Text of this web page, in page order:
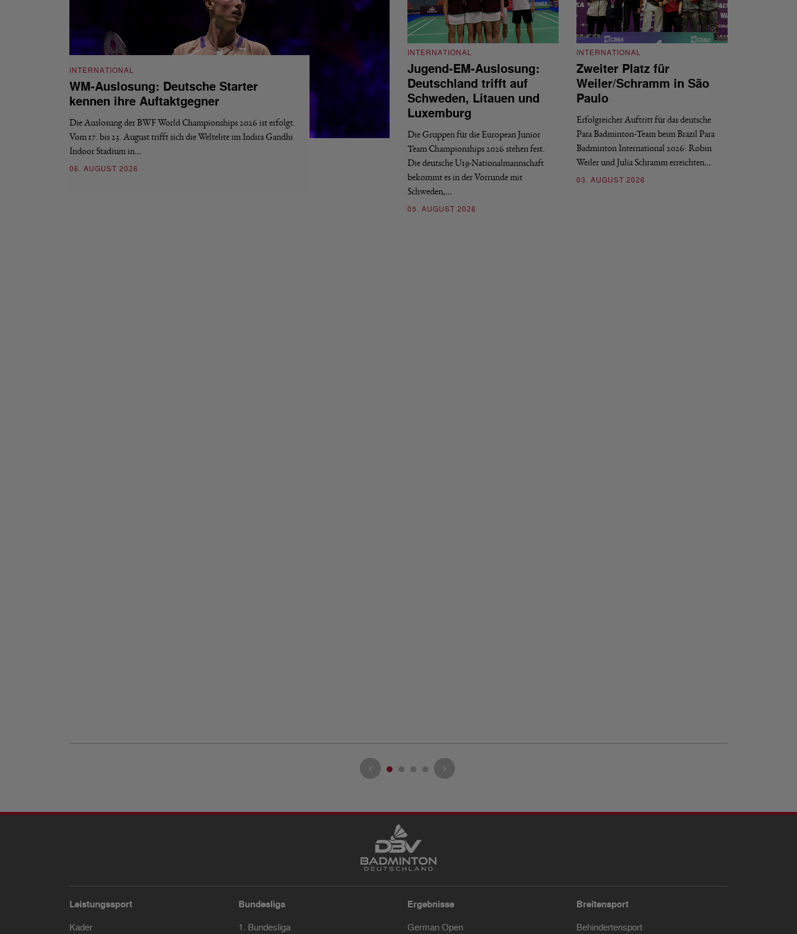
INTERNATIONAL
WM-Auslosung: Deutsche Starter
kennen ihre Auftaktgegner
Die Auslosung der BWF World Championships 2026 ist erfolgt.
Vom 17. bis 23. August trifft sich die Weltelite im Indira Gandhi
Indoor Stadium in…
06. AUGUST 2026
INTERNATIONAL
Jugend-EM-Auslosung:
Deutschland trifft auf
Schweden, Litauen und
Luxemburg
Die Gruppen für die European Junior
Team Championships 2026 stehen fest.
Die deutsche U19-Nationalmannschaft
bekommt es in der Vorrunde mit
Schweden,…
05. AUGUST 2026
INTERNATIONAL
Zweiter Platz für
Weiler/Schramm in São
Paulo
Erfolgreicher Auftritt für das deutsche
Para Badminton-Team beim Brazil Para
Badminton International 2026: Robin
Weiler und Julia Schramm erreichten…
03. AUGUST 2026
Leistungssport
Kader
Bundesliga
1. Bundesliga
Ergebnisse
German Open
Breitensport
Behindertensport